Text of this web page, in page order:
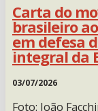
Carta do
brasileiro
em defesa
integral da
03/07/2026
Foto: João